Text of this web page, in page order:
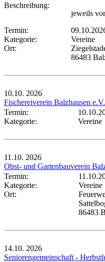
Beschreibung:
jeweils
Termin:
Kategorie:
Vereine
Ort:
86483
10.10. 2026
Fischereiverein Balzhausen
Termin:
Kategorie:
Vereine
11.10. 2026
Obst- und Gartenbauverein
Termin:
Kategorie:
Vereine
Ort:
86483
14.10. 2026
Seniorengemeinschaft -